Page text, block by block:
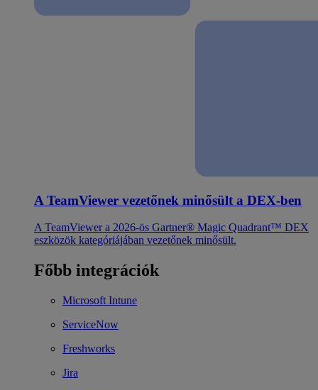
A TeamViewer vezetőnek minősült a DEX-ben
A TeamViewer a 2026-ös Gartner® Magic Quadrant™ DEX
eszközök kategóriájában vezetőnek minősült.
Főbb integrációk
Microsoft Intune
ServiceNow
Freshworks
Jira